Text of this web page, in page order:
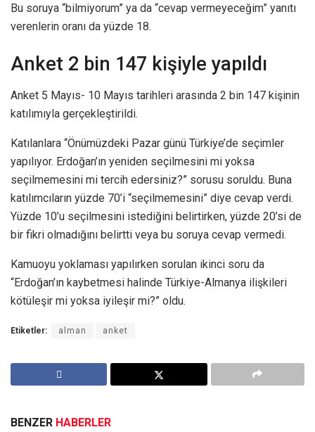
Bu soruya “bilmiyorum” ya da “cevap vermeyeceğim” yanıtı
verenlerin oranı da yüzde 18.
Anket 2 bin 147 kişiyle yapıldı
Anket 5 Mayıs- 10 Mayıs tarihleri arasında 2 bin 147 kişinin
katılımıyla gerçekleştirildi.
Katılanlara “Önümüzdeki Pazar günü Türkiye’de seçimler
yapılıyor. Erdoğan’ın yeniden seçilmesini mi yoksa
seçilmemesini mi tercih edersiniz?” sorusu soruldu. Buna
katılımcıların yüzde 70’i “seçilmemesini” diye cevap verdi.
Yüzde 10’u seçilmesini istediğini belirtirken, yüzde 20’si de
bir fikri olmadığını belirtti veya bu soruya cevap vermedi.
Kamuoyu yoklaması yapılırken sorulan ikinci soru da
“Erdoğan’ın kaybetmesi halinde Türkiye-Almanya ilişkileri
kötüleşir mi yoksa iyileşir mi?” oldu.
Etiketler: alman anket
BENZER HABERLER